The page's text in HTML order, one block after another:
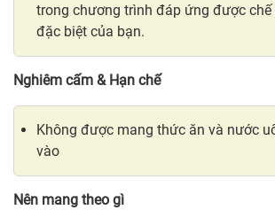
trong chương trình đáp ứng được chế
đặc biệt của bạn.
Nghiêm cấm & Hạn chế
Không được mang thức ăn và nước
vào
Nên mang theo gì